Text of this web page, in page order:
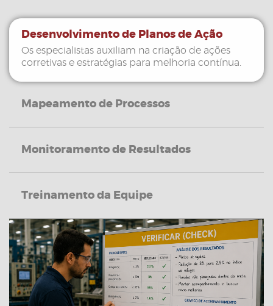
Desenvolvimento de Planos de Ação
Os especialistas auxiliam na criação de ações
corretivas e estratégias para melhoria contínua.
Mapeamento de Processos
Monitoramento de Resultados
Treinamento da Equipe